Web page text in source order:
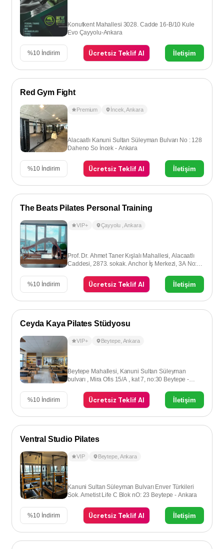
Konutkent Mahallesi 3028. Cadde 16-B/10 Kule
Evo Çayyolu-Ankara
%10 İndirim Ücretsiz Teklif Al İletişim
Red Gym Fight
Premium İncek ,Ankara
Alacaatlı Kanuni Sultan Süleyman Bulvarı No : 128
Daheno So İncek - Ankara
%10 İndirim Ücretsiz Teklif Al İletişim
The Beats Pilates Personal Training
VIP+ Çayyolu ,Ankara
Prof. Dr. Ahmet Taner Kışlalı Mahallesi, Alacaatlı
Caddesi, 2873. sokak. Anchor İş Merkezi, 3A No:8,
%10 İndirim Ücretsiz Teklif Al İletişim
Ceyda Kaya Pilates Stüdyosu
VIP+ Beytepe, Ankara
Beytepe Mahallesi, Kanuni Sultan Süleyman
bulvarı , Mira Ofis 15/A , kat 7, no:30 Beytepe -
%10 İndirim Ücretsiz Teklif Al İletişim
Ventral Studio Pilates
VIP Beytepe, Ankara
Kanuni Sultan Süleyman Bulvarı Enver Türkileri
Sok. Ametist Life C Blok nO: 23 Beytepe - Ankara
%10 İndirim Ücretsiz Teklif Al İletişim